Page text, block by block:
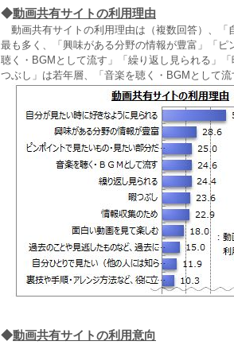
◆動画共有サイトの利用理由
動画共有サイトの利用理由は（複数回答）、「
最も多く、「興味がある分野の情報が豊富」「
聴く・BGMとして流す」「繰り返し見られる」
つぶし」は若年層、「音楽を聴く・BGMとして
◆動画共有サイトの利用意向